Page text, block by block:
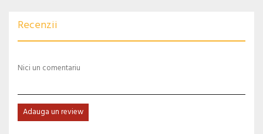
Recenzii
Nici un comentariu
Adauga un review